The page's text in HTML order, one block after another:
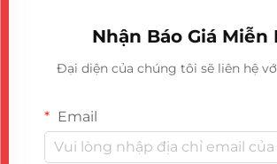
Nhận Báo Giá Miễn
Đại diện của chúng tôi sẽ liên hệ
Email